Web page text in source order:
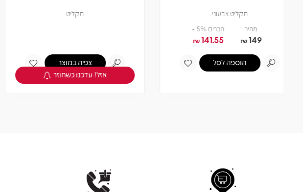
תקליט
צפיה במוצר
אזל! עדכנו כשחוזר
מארז תקליטים
הוספה לסל